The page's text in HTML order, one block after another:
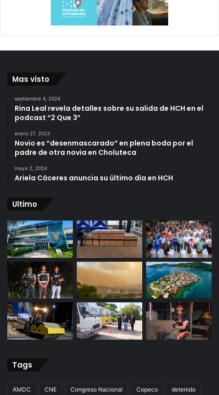
Mas visto
septiembre 4, 2024
Rina Leal revela detalles sobre su salida de HCH en el
podcast “2 Que 3”
enero 27, 2023
Novio es “desenmascarado” en plena boda por el
padre de otra novia en Choluteca
mayo 2, 2024
Ariela Cáceres anuncia su último día en HCH
Ultimo
Tags
AMDC CNE Congreso Nacional Copeco detenido